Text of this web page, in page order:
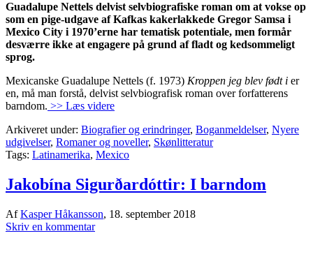
‪Guadalupe Nettels delvist selvbiografiske roman om at vokse op
som en pige-udgave af Kafkas kakerlakkede Gregor Samsa‬ i
Mexico City i 1970’erne har tematisk potentiale, men formår
desværre ikke at engagere på grund af fladt og kedsommeligt
sprog.
Mexicanske Guadalupe Nettels (f. 1973) Kroppen jeg blev født i er
en, må man forstå, delvist selvbiografisk roman over forfatterens
barndom. >> Læs videre
Arkiveret under: Biografier og erindringer, Boganmeldelser, Nyere
udgivelser, Romaner og noveller, Skønlitteratur
Tags: Latinamerika, Mexico
Jakobína Sigurðardóttir: I barndom
AfKasper Håkansson, 18. september 2018
Skriv en kommentar